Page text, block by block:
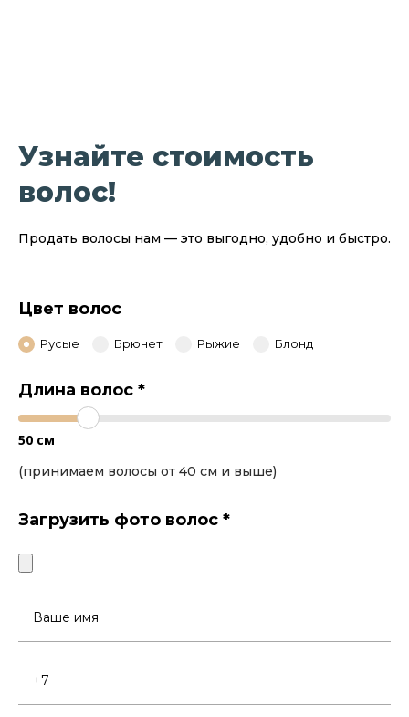
Узнайте стоимость
волос!
Продать волосы нам — это выгодно, удобно и быстро.
Цвет волос
Русые Брюнет Рыжие Блонд
Длина волос *
50 см
(принимаем волосы от 40 см и выше)
Загрузить фото волос *
Ваше
имя
Номер
телефона